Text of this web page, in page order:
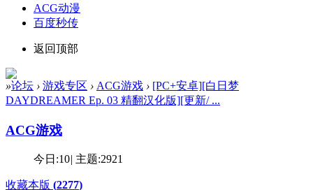
ACG动漫
百度秒传
返回顶部
»论坛 › 游戏专区 › ACG游戏 › [PC+安卓][白日梦
DAYDREAMER Ep. 03 精翻汉化版][更新/ ...
ACG游戏
今日:10| 主题:2921
收藏本版 (2277)